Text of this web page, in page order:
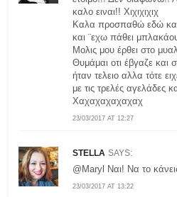
23/03/2017 AT 12:27
καλο ειναι!! Χιχιχιχιχ
Καλα προσπαθώ εδώ
και ¨εχω πάθει
Μολις μου έρθει στο
Θυμάμαι οτι έβγαζε και
ήταν τελειο αλλα τότε
με τις τρελές αγελάδες
Χαχαχαχαχαχαχ
STELLA SAYS:
23/03/2017 AT 13:22
@Maryl Ναι! Να το